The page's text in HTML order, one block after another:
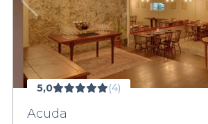
5,0 (4)
Acuda